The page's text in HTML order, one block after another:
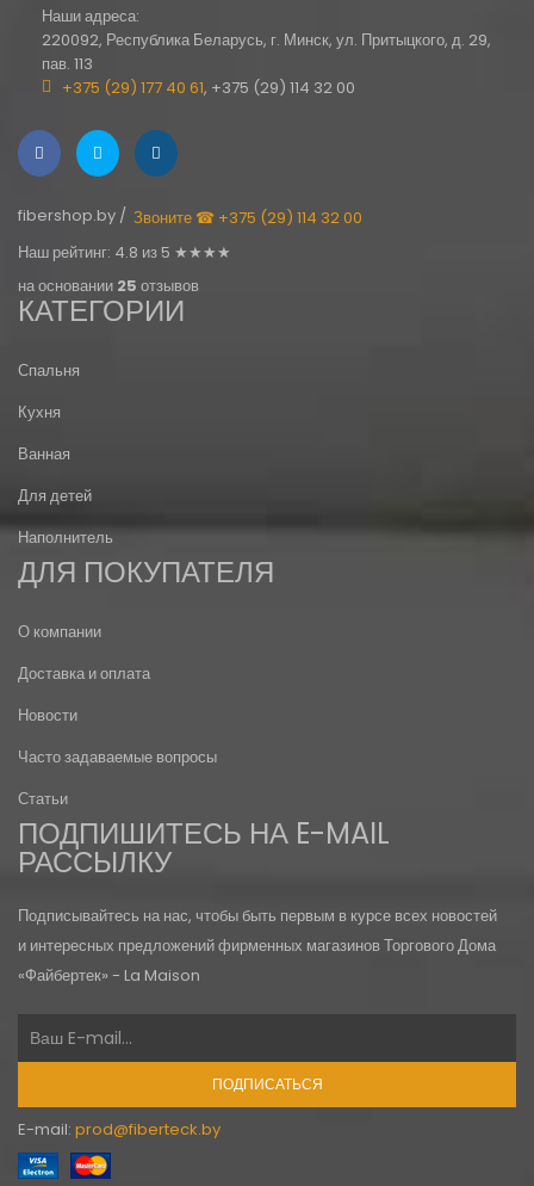
Наши адреса:
220092, Республика Беларусь, г. Минск, ул. Притыцкого, д. 29,
пав. 113
+375 (29) 177 40 61, +375 (29) 114 32 00
fibershop.by / Звоните ☎ +375 (29) 114 32 00
Наш рейтинг: 4.8 из 5 ★★★★
на основании 25 отзывов
КАТЕГОРИИ
Спальня
Кухня
Ванная
Для детей
Наполнитель
ДЛЯ ПОКУПАТЕЛЯ
О компании
Доставка и оплата
Новости
Часто задаваемые вопросы
Статьи
ПОДПИШИТЕСЬ НА E-MAIL
РАССЫЛКУ
Подписывайтесь на нас, чтобы быть первым в курсе всех новостей
и интересных предложений фирменных магазинов Торгового Дома
«Файбертек» - La Maison
ПОДПИСАТЬСЯ
E-mail: prod@fiberteck.by